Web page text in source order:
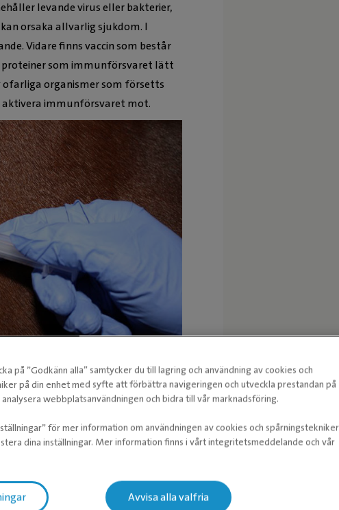
levande virus eller bakterier,
orsaka allvarlig sjukdom. I
Vidare finns vaccin som består
proteiner som immunförsvaret lätt
ofarliga organismer som försetts
aktivera immunförsvaret mot.
och gör att immunförsvaret kan förbereda
i Sverige?
För den som vill tävla eller
mot influensa. Vid tävling
till vaccin mot botulism,
är stor. I andra länder finns en rad
på ”Godkänn alla” samtycker du till lagring och användning av cookies och
på din enhet med syfte att förbättra navigeringen och utveckla prestandan på
webbplatsanvändningen och bidra till vår marknadsföring.
för mer information om användningen av cookies och spårningstekniker
dina inställningar. Mer information finns i vårt integritetsmeddelande och vår
Avvisa alla valfria